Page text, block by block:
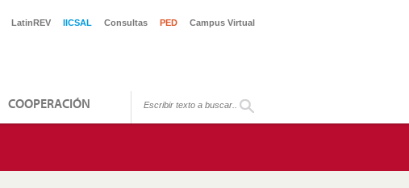
LatinREV IICSAL Consultas PED Campus Virtual
COOPERACIÓN